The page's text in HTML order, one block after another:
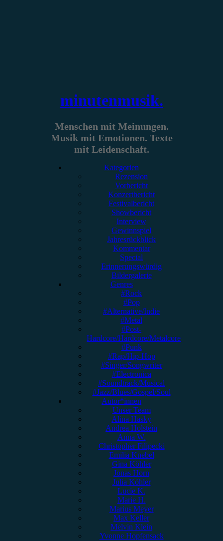
minutenmusik.
Menschen mit Meinungen.
Musik mit Emotionen. Texte
mit Leidenschaft.
Kategorien
Rezension
Vorbericht
Konzertbericht
Festivalbericht
Showbericht
Interview
Gewinnspiel
Jahresrückblick
Kommentar
Special
Erinnerungswürdig
Bildergalerie
Genres
#Rock
#Pop
#Alternative/Indie
#Metal
#Post-
Hardcore/Hardcore/Metalcore
#Punk
#Rap/Hip-Hop
#Singer/Songwriter
#Electronica
#Soundtrack/Musical
#Jazz/Blues/Gospel/Soul
Autor*innen
Unser Team
Alina Hasky
Andrea Holstein
Anna W.
Christopher Filipecki
Emilia Knebel
Gina Köhler
Jonas Horn
Julia Köhler
Lucie K.
Marie H.
Marius Meyer
Max Keller
Melvin Klein
Yvonne Hopfensack